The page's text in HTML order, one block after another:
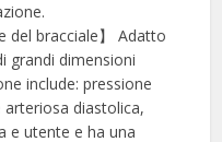
del bracciale】 Adatto
grandi dimensioni
include: pressione
diastolica,
e utente e ha una